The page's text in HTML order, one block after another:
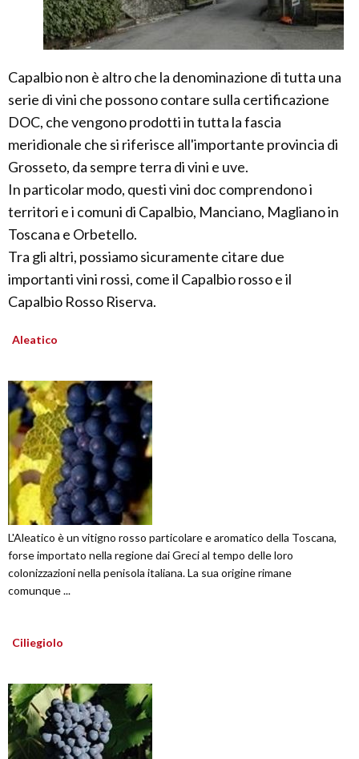
Capalbio non è altro che la denominazione di tutta una
serie di vini che possono contare sulla certificazione
DOC, che vengono prodotti in tutta la fascia
meridionale che si riferisce all'importante provincia di
Grosseto, da sempre terra di vini e uve.
In particolar modo, questi vini doc comprendono i
territori e i comuni di Capalbio, Manciano, Magliano in
Toscana e Orbetello.
Tra gli altri, possiamo sicuramente citare due
importanti vini rossi, come il Capalbio rosso e il
Capalbio Rosso Riserva.
Aleatico
L'Aleatico è un vitigno rosso particolare e aromatico della Toscana,
forse importato nella regione dai Greci al tempo delle loro
colonizzazioni nella penisola italiana. La sua origine rimane
comunque ...
Ciliegiolo